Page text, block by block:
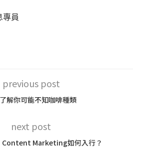
專員
previous post
解你可能不知咖啡種類
next post
Content Marketing如何入行？